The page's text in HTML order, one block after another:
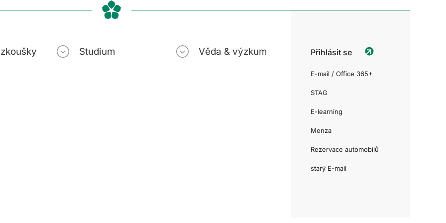
Studium Věda & výzkum Přihlásit se
E-mail / Office 365+
STAG
E-learning
Menza
Rezervace automobilů
starý E-mail